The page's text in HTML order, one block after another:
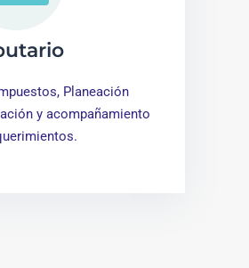
Planeación
y acompañamiento